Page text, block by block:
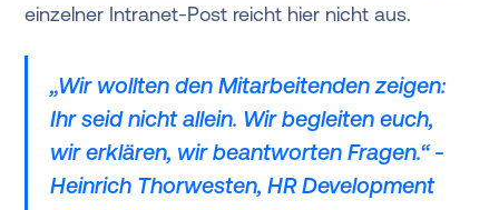
einzelner Intranet-Post reicht hier nicht aus.
„Wir wollten den Mitarbeitenden zeigen:
Ihr seid nicht allein. Wir begleiten euch,
wir erklären, wir beantworten Fragen.“ -
Heinrich Thorwesten, HR Development